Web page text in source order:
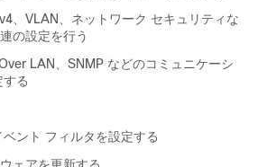
、VLAN、ネットワーク セキュリティな
の設定を行う
LAN、SNMP などのコミュニケーシ
る
ント フィルタを設定する